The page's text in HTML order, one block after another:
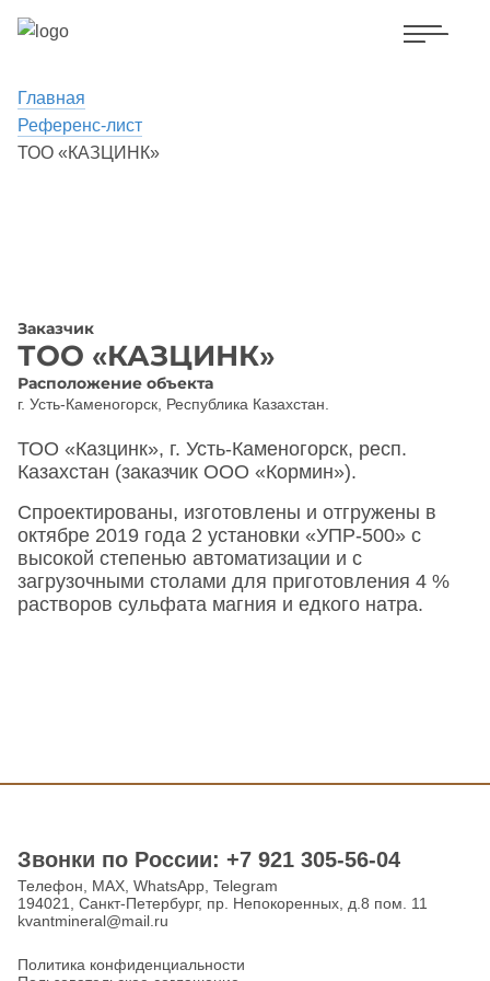
Главная
Референс-лист
ТОО «КАЗЦИНК»
Заказчик
ТОО «КАЗЦИНК»
Расположение объекта
г. Усть-Каменогорск, Республика Казахстан.
ТОО «Казцинк», г. Усть-Каменогорск, респ.
Казахстан (заказчик ООО «Кормин»).
Спроектированы, изготовлены и отгружены в
октябре 2019 года 2 установки «УПР-500» с
высокой степенью автоматизации и с
загрузочными столами для приготовления 4 %
растворов сульфата магния и едкого натра.
Звонки по Роcсии: +7 921 305-56-04
Телефон, MAX, WhatsApp, Telegram
194021, Санкт-Петербург, пр. Непокоренных, д.8 пом. 11
kvantmineral@mail.ru
Политика конфиденциальности